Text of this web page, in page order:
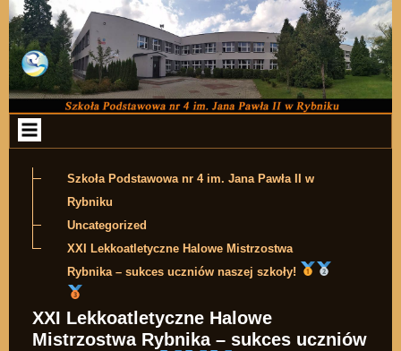
Przejdź do zawartości
Szkoła Podstawowa nr 4 im. Jana Pawła II w
Rybniku
Uncategorized
XXI Lekkoatletyczne Halowe Mistrzostwa
Rybnika – sukces uczniów naszej szkoły!
XXI Lekkoatletyczne Halowe
Mistrzostwa Rybnika – sukces uczniów